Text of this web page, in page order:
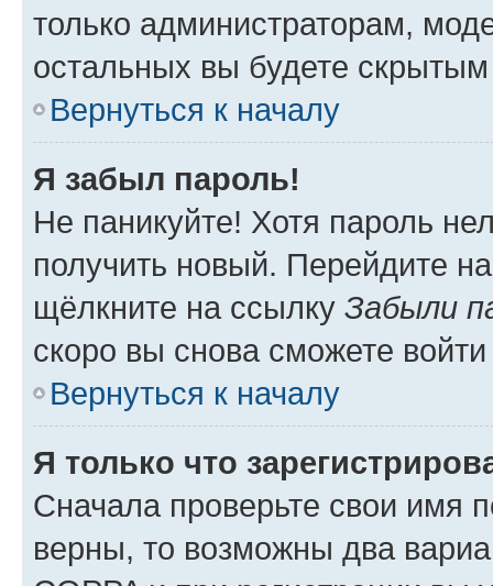
только администраторам,
остальных вы будете
Вернуться к началу
Я забыл пароль!
Не паникуйте! Хотя пароль
получить новый. Перейдите
щёлкните на ссылку Забыли
скоро вы снова сможете
Вернуться к началу
Я только что
Сначала проверьте свои имя
верны, то возможны два